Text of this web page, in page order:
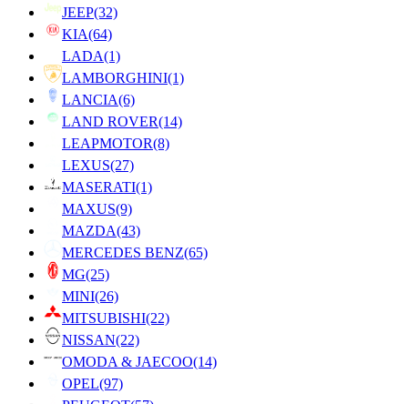
JEEP(32)
KIA(64)
LADA(1)
LAMBORGHINI(1)
LANCIA(6)
LAND ROVER(14)
LEAPMOTOR(8)
LEXUS(27)
MASERATI(1)
MAXUS(9)
MAZDA(43)
MERCEDES BENZ(65)
MG(25)
MINI(26)
MITSUBISHI(22)
NISSAN(22)
OMODA & JAECOO(14)
OPEL(97)